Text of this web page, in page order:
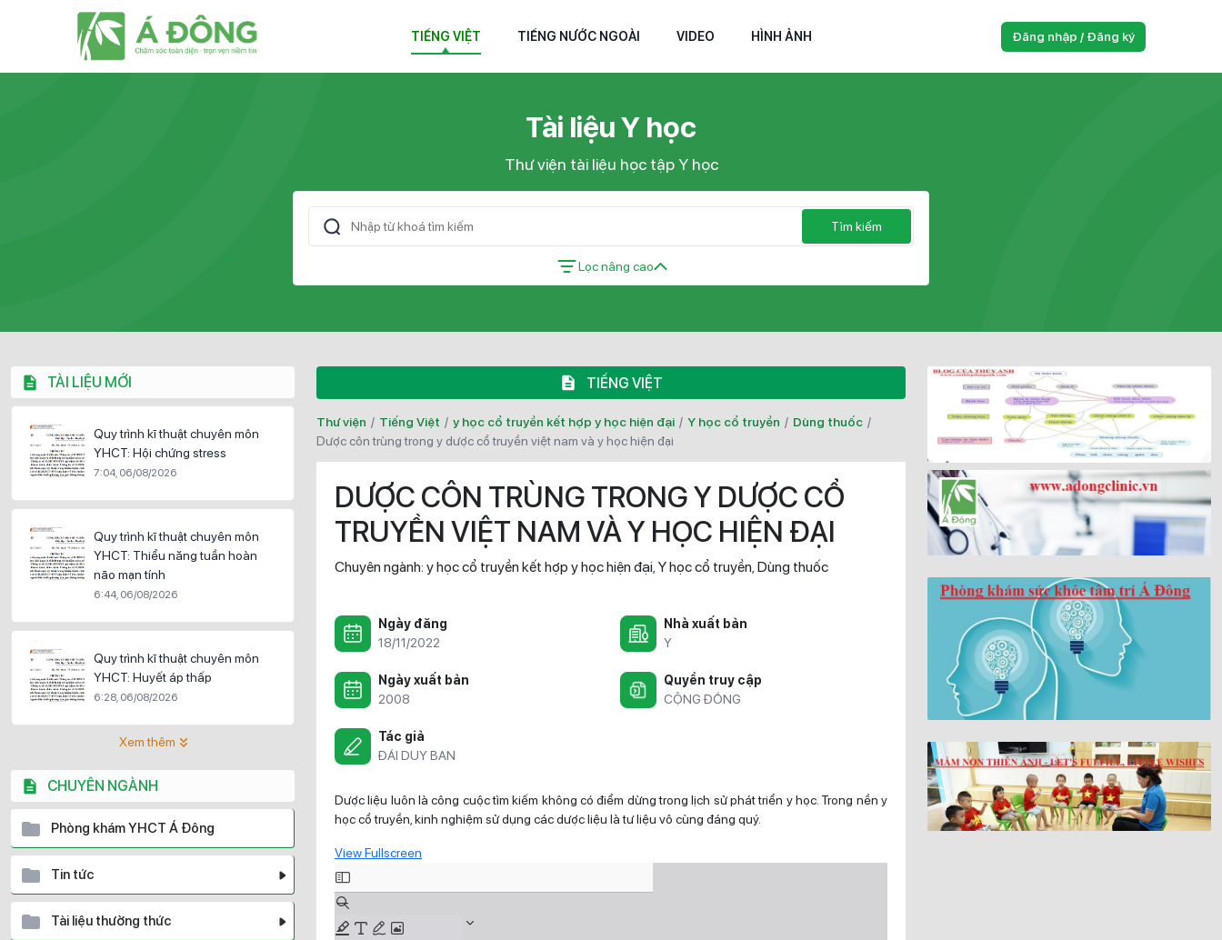
TIẾNG VIỆT TIẾNG NƯỚC NGOÀI VIDEO HÌNH ẢNH Đăng nhập / Đăng ký
Tài liệu Y học
Thư viện tài liệu học tập Y học
Tìm kiếm
Lọc nâng cao
TÀI LIỆU MỚI
Quy trình kĩ thuật chuyên môn
YHCT: Hội chứng stress
7:04, 06/08/2026
Quy trình kĩ thuật chuyên môn
YHCT: Thiểu năng tuần hoàn
não mạn tính
6:44, 06/08/2026
Quy trình kĩ thuật chuyên môn
YHCT: Huyết áp thấp
6:28, 06/08/2026
Xem thêm
CHUYÊN NGÀNH
Phòng khám YHCT Á Đông
Tin tức
Tài liệu thường thức
TIẾNG VIỆT
Thư viện / Tiếng Việt / y học cổ truyền kết hợp y học hiện đại / Y học cổ truyền / Dùng thuốc /
dược côn trùng trong y dược cổ truyền việt nam và y học hiện đại
DƯỢC CÔN TRÙNG TRONG Y DƯỢC CỔ
TRUYỀN VIỆT NAM VÀ Y HỌC HIỆN ĐẠI
Chuyên ngành: y học cổ truyền kết hợp y học hiện đại Y học cổ truyền Dùng thuốc
Ngày đăng
18/11/2022
Nhà xuất bản
Y
Ngày xuất bản
2008
Quyền truy cập
CỘNG ĐỒNG
Tác giả
ĐÁI DUY BAN
Dược liệu luôn là công cuộc tìm kiếm không có điểm dừng trong lịch sử phát triển y học. Trong nền y
học cổ truyền, kinh nghiệm sử dụng các dược liệu là tư liệu vô cùng đáng quý.
View Fullscreen
Skip
to
PDF
content